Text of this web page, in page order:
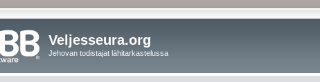
Veljesseura.org
Jehovan todistajat lähitarkastelussa